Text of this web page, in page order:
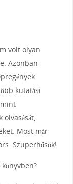
volt olyan
Azonban
kutatási
olvasását,
Most már
Szuperhősök!